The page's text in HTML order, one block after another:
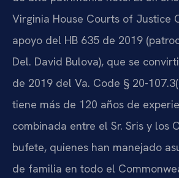
Virginia House Courts of Justice
apoyo del HB 635 de 2019
Del. David Bulova), que se
de 2019 del Va. Code § 20-
tiene más de 120 años de
combinada entre el Sr. Sris y los
bufete, quienes han manejado
de familia en todo el